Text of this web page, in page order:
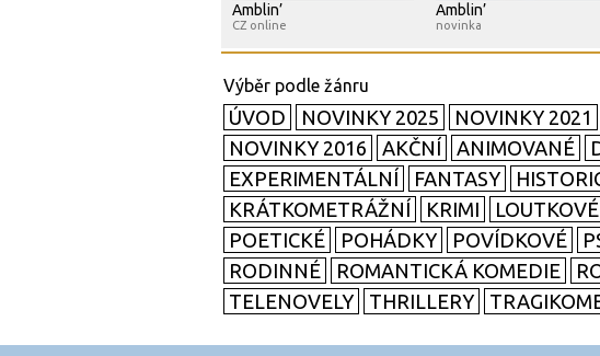
Amblin’
CZ online
Amblin’
novinka
ÚVOD NOVINKY 2025 NOVINKY 2021
NOVINKY 2016
AKČNÍ ANIMOVANÉ
EXPERIMENTÁLNÍ
FANTASY
KRÁTKOMETRÁŽNÍ
KRIMI LOUTKOVÉ
POETICKÉ
POHÁDKY POVÍDKOVÉ
RODINNÉ
ROMANTICKÁ KOMEDIE
TELENOVELY
THRILLERY